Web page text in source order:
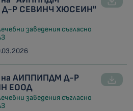
Д-Р СЕВИНЧ ХЮСЕИН"
заведения съгласно
на АИППИПДМ Д-Р
ЕООД
заведения съгласно